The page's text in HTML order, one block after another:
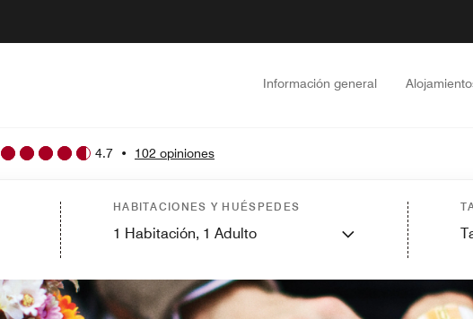
Información general
4.7 • 102 opiniones
HABITACIONES Y HUÉSPEDES
1 Habitación, 1 Adulto